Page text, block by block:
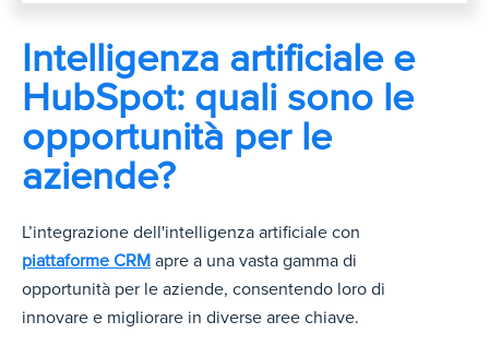
Intelligenza artificiale e
HubSpot: quali sono le
opportunità per le
aziende?
L’integrazione dell'intelligenza artificiale con
piattaforme CRM apre a una vasta gamma di
opportunità per le aziende, consentendo loro di
innovare e migliorare in diverse aree chiave.